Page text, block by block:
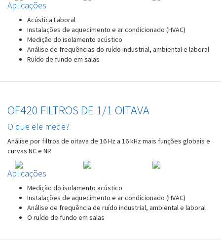
Aplicações
Acústica Laboral
Instalações de aquecimento e ar condicionado (HVAC)
Medição do isolamento acústico
Análise de frequências do ruído industrial, ambiental e laboral
Ruído de fundo em salas
OF420 FILTROS DE 1/1 OITAVA
O que ele mede?
Análise por filtros de oitava de 16 Hz a 16 kHz mais funções globais e
curvas NC e NR
Aplicações
Medição do isolamento acústico
Instalações de aquecimento e ar condicionado (HVAC)
Análise de frequência de ruído industrial, ambiental e laboral
O ruído de fundo em salas